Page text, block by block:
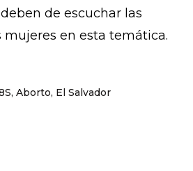
de escuchar las
mujeres en esta temática.
, Aborto, El Salvador